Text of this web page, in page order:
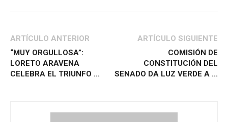
ARTÍCULO ANTERIOR
“MUY ORGULLOSA”:
LORETO ARAVENA
CELEBRA EL TRIUNFO ...
ARTÍCULO SIGUIENTE
COMISIÓN DE
CONSTITUCIÓN DEL
SENADO DA LUZ VERDE A ...